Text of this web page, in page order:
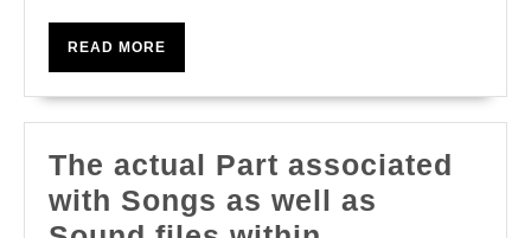
To
Your
World
Of
READ MORE
The actual Part associated
with Songs as well as